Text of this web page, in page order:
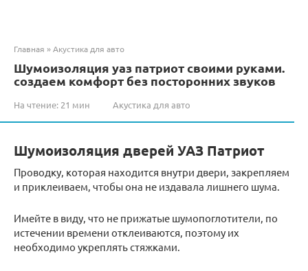
Главная »Акустика для авто
Шумоизоляция уаз патриот своими руками.
создаем комфорт без посторонних звуков
На чтение: 21 мин Акустика для авто
Шумоизоляция дверей УАЗ Патриот
Проводку, которая находится внутри двери, закрепляем
и приклеиваем, чтобы она не издавала лишнего шума.
Имейте в виду, что не прижатые шумопоглотители, по
истечении времени отклеиваются, поэтому их
необходимо укреплять стяжками.